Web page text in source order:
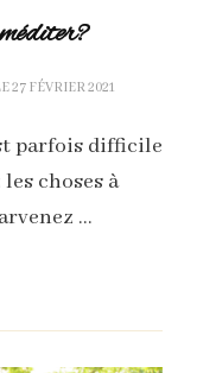
27 FÉVRIER 2021
parfois difficile
choses à
…